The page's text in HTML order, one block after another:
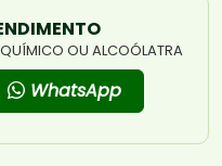
OU ALCOÓLATRA
WhatsApp